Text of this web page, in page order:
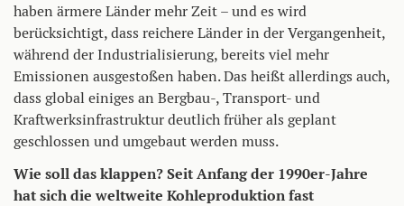
haben ärmere Länder mehr Zeit – und es wird
berücksichtigt, dass reichere Länder in der Vergangenheit,
während der Industrialisierung, bereits viel mehr
Emissionen ausgestoßen haben. Das heißt allerdings auch,
dass global einiges an Bergbau-, Transport- und
Kraftwerksinfrastruktur deutlich früher als geplant
geschlossen und umgebaut werden muss.
Wie soll das klappen? Seit Anfang der 1990er-Jahre
hat sich die weltweite Kohleproduktion fast